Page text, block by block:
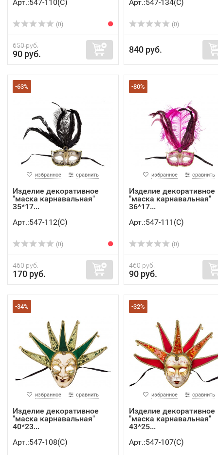
Арт.:547-110(C)
(0)
650 руб.
90 руб.
Арт.:547-134(C)
(0)
840 руб.
-63%
избранное сравнить
Изделие декоративное
"маска карнавальная"
35*17...
Арт.:547-112(C)
(0)
460 руб.
170 руб.
-80%
избранное сравнить
Изделие декоративное
"маска карнавальная"
36*17...
Арт.:547-111(C)
(0)
460 руб.
90 руб.
-34%
избранное сравнить
Изделие декоративное
"маска карнавальная"
40*23...
Арт.:547-108(C)
-32%
избранное сравнить
Изделие декоративное
"маска карнавальная"
43*25...
Арт.:547-107(C)